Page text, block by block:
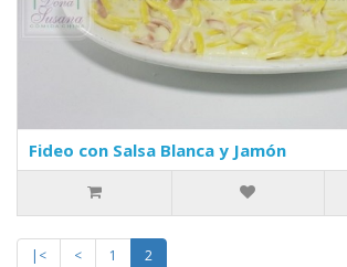
Fideo con Salsa Blanca y Jamón
|< < 1
2